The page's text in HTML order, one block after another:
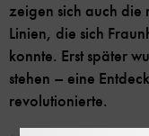
zeigen sich auch die
Linien, die sich
konnte. Erst später
stehen – eine
revolutionierte.